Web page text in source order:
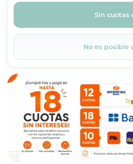
Sin cuotas
No es posible